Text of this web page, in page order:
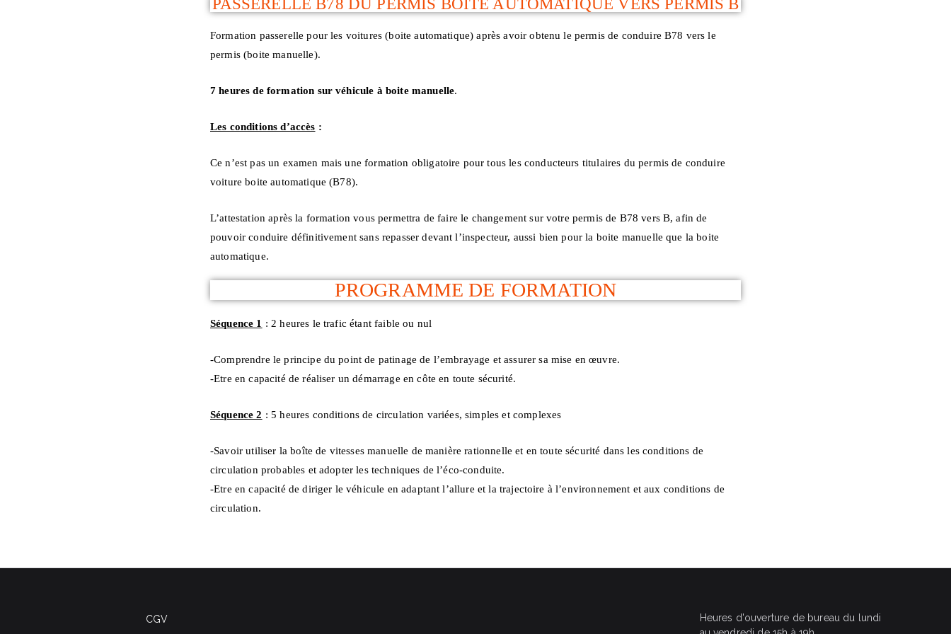
PASSERELLE B78 DU PERMIS BOITE AUTOMATIQUE VERS PERMIS B
Formation passerelle pour les voitures (boite automatique) après avoir obtenu le permis de conduire B78 vers le
permis (boite manuelle).
7 heures de formation sur véhicule à boite manuelle.
Les conditions d’accès :
Ce n’est pas un examen mais une formation obligatoire pour tous les conducteurs titulaires du permis de conduire
voiture boite automatique (B78).
L’attestation après la formation vous permettra de faire le changement sur votre permis de B78 vers B, afin de
pouvoir conduire définitivement sans repasser devant l’inspecteur, aussi bien pour la boite manuelle que la boite
automatique.
PROGRAMME DE FORMATION
Séquence 1 : 2 heures le trafic étant faible ou nul
-Comprendre le principe du point de patinage de l’embrayage et assurer sa mise en œuvre.
-Etre en capacité de réaliser un démarrage en côte en toute sécurité.
Séquence 2 : 5 heures conditions de circulation variées, simples et complexes
-Savoir utiliser la boîte de vitesses manuelle de manière rationnelle et en toute sécurité dans les conditions de
circulation probables et adopter les techniques de l’éco-conduite.
-Etre en capacité de diriger le véhicule en adaptant l’allure et la trajectoire à l’environnement et aux conditions de
circulation.
CGV
Heures d'ouverture de bureau du lundi